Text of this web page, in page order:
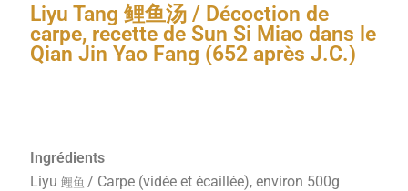
Liyu Tang 鲤鱼汤 / Décoction de
carpe, recette de Sun Si Miao dans le
Qian Jin Yao Fang (652 après J.C.)
Ingrédients
Liyu 鲤鱼 / Carpe (vidée et écaillée), environ 500g